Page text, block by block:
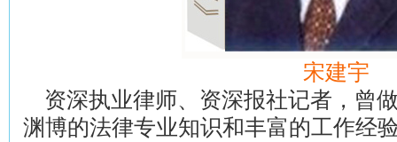
宋建宇
资深执业律师、资深报社记者，曾
渊博的法律专业知识和丰富的工作经